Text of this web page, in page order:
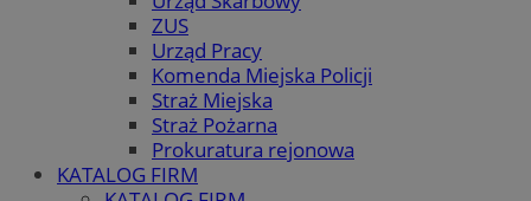
ZUS
Urząd Pracy
Komenda Miejska Policji
Straż Miejska
Straż Pożarna
Prokuratura rejonowa
KATALOG FIRM